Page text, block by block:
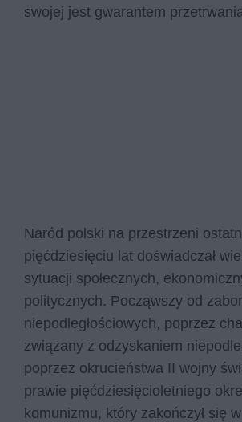
swojej jest gwarantem
Naród polski na przestrzeni
pięćdziesięciu lat doświadczał
sytuacji społecznych,
politycznych. Począwszy od
niepodległościowych, poprzez
związany z odzyskaniem
poprzez okrucieństwa II wojny
prawie pięćdziesięcioletniego
komunizmu, który zakończył się